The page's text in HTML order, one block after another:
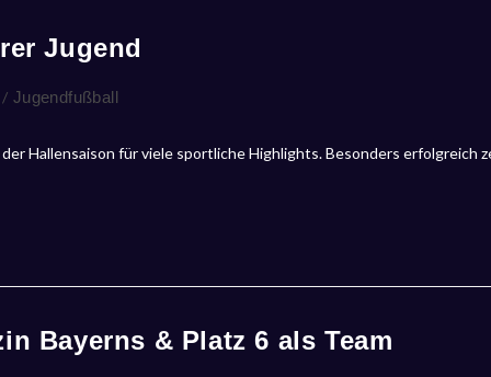
Jugend
/ Jugendfußball
Hallensaison für viele sportliche Highlights. Besonders erfolgreich
Bayerns & Platz 6 als Team